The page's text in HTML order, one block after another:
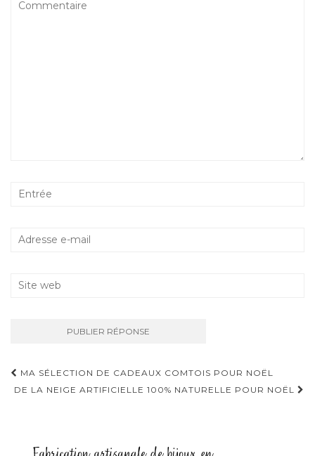
Navigation D'article
MA SÉLECTION DE CADEAUX COMTOIS POUR NOËL
DE LA NEIGE ARTIFICIELLE 100% NATURELLE POUR NOËL